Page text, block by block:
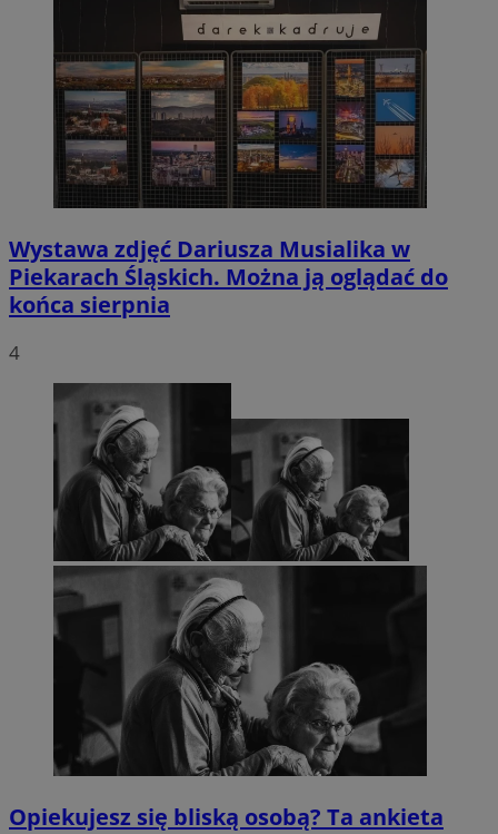
Wystawa zdjęć Dariusza Musialika w
Piekarach Śląskich. Można ją oglądać do
końca sierpnia
4
Opiekujesz się bliską osobą? Ta ankieta